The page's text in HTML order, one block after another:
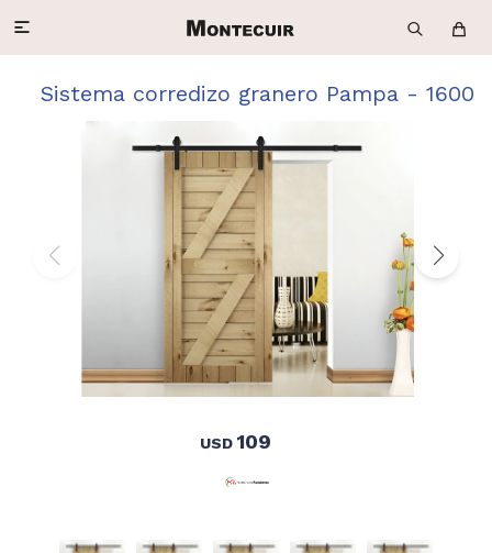

Sistema corredizo granero Pampa - 1600
USD 109